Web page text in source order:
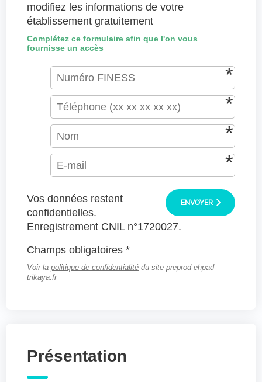
modifiez les informations de votre
établissement gratuitement
Complétez ce formulaire afin que l'on vous
fournisse un accès
ENVOYER
Vos données restent
confidentielles.
Enregistrement CNIL n°1720027.
Champs obligatoires *
Voir la politique de confidentialité du site preprod-ehpad-
trikaya.fr
Présentation